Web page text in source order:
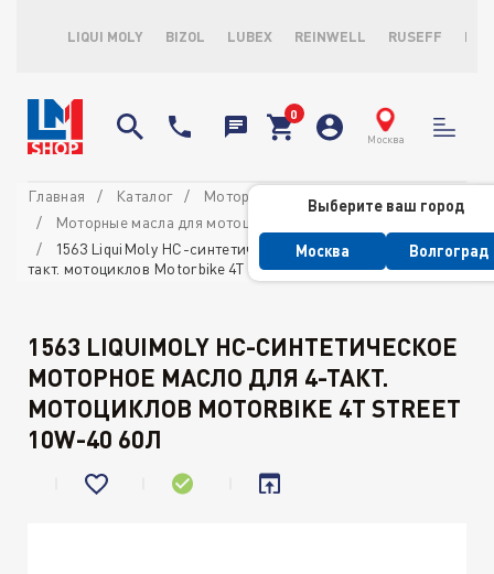
LIQUI MOLY BIZOL LUBEX REINWELL RUSEFF
Москва
Выберите ваш город
Москва Волгоград
Главная Каталог
Моторные масла
Моторные масла для мотоциклов
1563 LiquiMoly НС-синтетическое моторное масло для 4-
такт. мотоциклов Motorbike 4T Street 10W-40 60л
1563 LIQUIMOLY НС-СИНТЕТИЧЕСКОЕ
МОТОРНОЕ МАСЛО ДЛЯ 4-ТАКТ.
МОТОЦИКЛОВ MOTORBIKE 4T STREET
10W-40 60Л